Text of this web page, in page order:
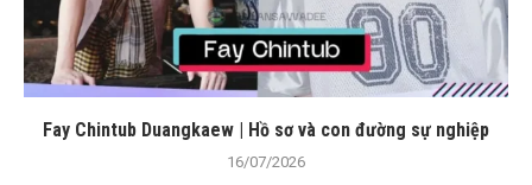
Fay Chintub Duangkaew | Hồ sơ và con đường sự nghiệp
16/07/2026